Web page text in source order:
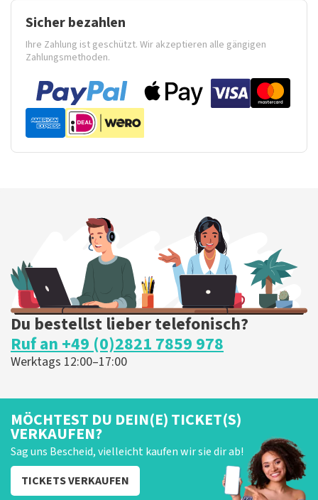
Sicher bezahlen
Ihre Zahlung ist geschützt. Wir akzeptieren alle gängigen
Zahlungsmethoden.
Du bestellst lieber telefonisch?
Ruf an +49 (0)2821 7859 978
Werktags 12:00–17:00
MÖCHTEST DU DEIN(E) TICKET(S)
VERKAUFEN?
Sag uns Bescheid, vielleicht kaufen wir sie dir ab!
TICKETS VERKAUFEN